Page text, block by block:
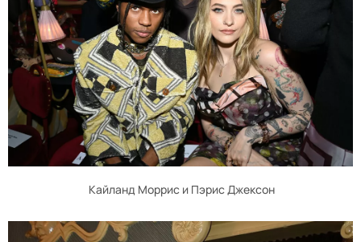
Кайланд Моррис и Пэрис Джексон